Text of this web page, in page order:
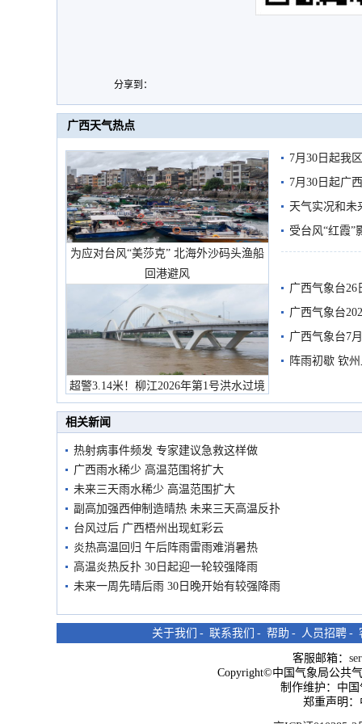
分享到：
广西天气热点
为应对台风“美莎克” 北海外沙码头渔船
回港避风
超警3.14米！柳江2026年第1号洪水过境
市民在堤岸见证汛况
7月30日起我
7月30日起广
天气实况和未
受台风“红霞”
有较强降雨
广西气象台26
广西气象台
预警
广西气象台7
阵雨初歇 钦
相关新闻
热射病事件频发 专家建议急救这样做
广西雨水稀少 高温范围将扩大
未来三天雨水稀少 高温范围扩大
副高加强西伸制造晴热 未来三天高温反扑
台风过后 广西梧州出现虹彩云
炎热高温回归 午后阵雨雷雨难消暑热
高温炎热反扑 30日起迎一轮较强降雨
未来一周先晴后雨 30日晚开始有较强降雨
关于我们 - 联系我们 - 帮助 - 人员招聘 -
客服邮箱：
Copyright©中国气象局公共
制作维护：中
郑重声明